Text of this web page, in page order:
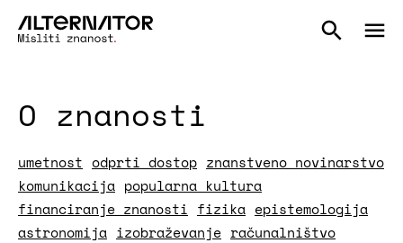
O znanosti
umetnost odprti dostop znanstveno novinarstvo
komunikacija popularna kultura
financiranje znanosti fizika epistemologija
astronomija izobraževanje računalništvo